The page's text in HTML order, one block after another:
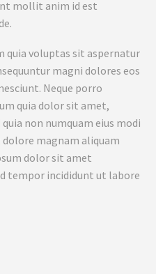
mollit anim id est
quia voluptas sit aspernatur
magni dolores eos
Neque porro
quia dolor sit amet,
non numquam eius modi
magnam aliquam
dolor sit amet
tempor incididunt ut labore